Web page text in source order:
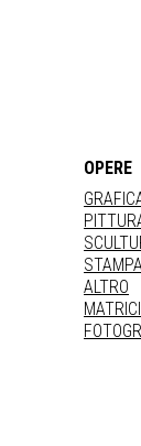
OPERE
STAMPA
ALTRO